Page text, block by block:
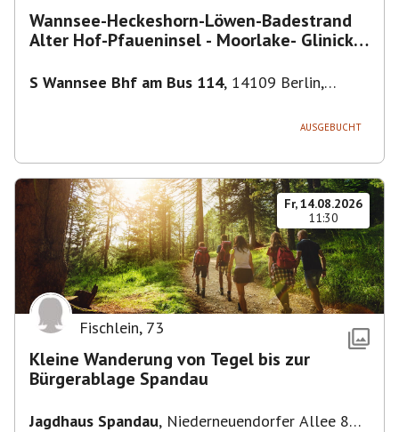
Wannsee-Heckeshorn-Löwen-Badestrand
Alter Hof-Pfaueninsel - Moorlake- Glinicker
S Wannsee Bhf am Bus 114, 14109 Berlin,
AUSGEBUCHT
Fr, 14.08.2026
11:30
Fischlein, 73
Kleine Wanderung von Tegel bis zur
Bürgerablage Spandau
Jagdhaus Spandau, Niederneuendorfer Allee 80,